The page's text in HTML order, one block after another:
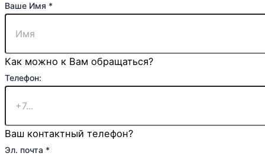
или
Имя
Ваше Имя *
Как можно к Вам обращаться?
Телефон:
Ваш контактный телефон?
Эл. почта *